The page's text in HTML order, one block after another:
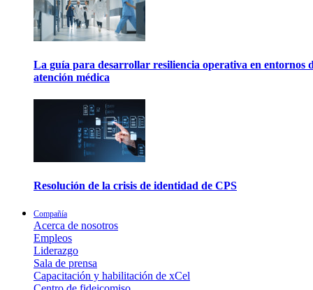
La guía para desarrollar resiliencia operativa en entornos
atención médica
Resolución de la crisis de identidad de CPS
Compañía
Acerca de nosotros
Empleos
Liderazgo
Sala de prensa
Capacitación y habilitación de xCel